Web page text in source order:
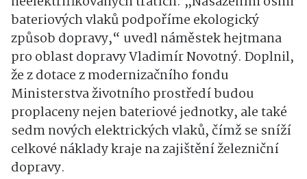
bateriových vlaků podpoříme ekologický
způsob dopravy,“ uvedl náměstek hejtmana
pro oblast dopravy Vladimír Novotný. Doplnil,
že z dotace z modernizačního fondu
Ministerstva životního prostředí budou
proplaceny nejen bateriové jednotky, ale také
sedm nových elektrických vlaků, čímž se sníží
celkové náklady kraje na zajištění železniční
dopravy.